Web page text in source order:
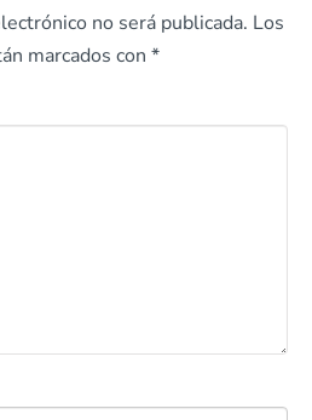
no será publicada. Los
marcados con *